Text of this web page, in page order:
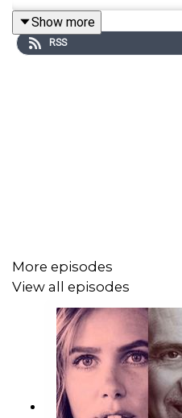
Show more
RSS
More episodes
View all episodes